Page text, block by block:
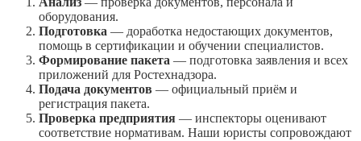
оборудования.
Подготовка — доработка недостающих документов,
помощь в сертификации и обучении специалистов.
Формирование пакета — подготовка заявления и всех
приложений для Ростехнадзора.
Подача документов — официальный приём и
регистрация пакета.
Проверка предприятия — инспекторы оценивают
соответствие нормативам. Наши юристы сопровождают